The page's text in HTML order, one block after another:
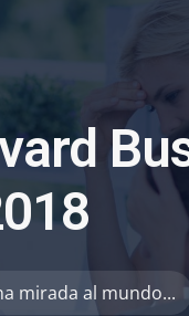
ard Bu
018
mirada al mundo...